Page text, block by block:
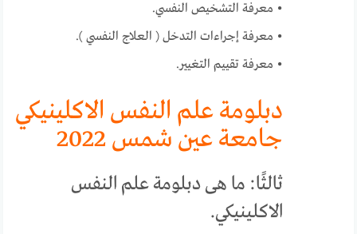
• معرفة التشخيص النفسي.
• معرفة إجراءات التدخل ( العلاج النفسي ).
• معرفة تقييم التغيير.
دبلومة علم النفس الاكلينيكي
جامعة عين شمس 2022
ثالثًا: ما هى دبلومة علم النفس
الاكلينيكي.